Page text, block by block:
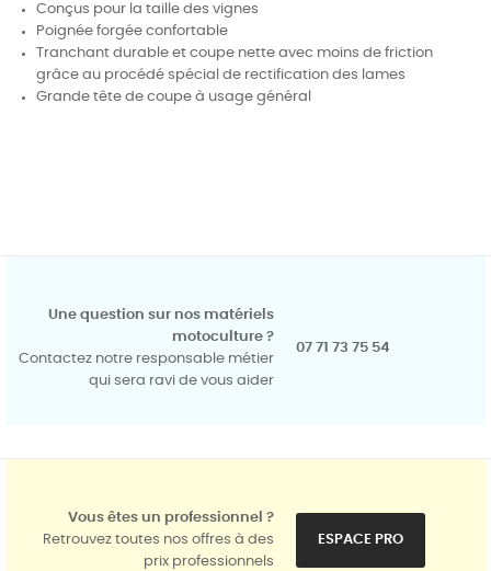
Conçus pour la taille des vignes
Poignée forgée confortable
Tranchant durable et coupe nette avec moins de friction
grâce au procédé spécial de rectification des lames
Grande tête de coupe à usage général
Une question sur nos matériels
motoculture ?
Contactez notre responsable métier
qui sera ravi de vous aider
07 71 73 75 54
Vous êtes un professionnel ?
Retrouvez toutes nos offres à des
prix professionnels
ESPACE PRO